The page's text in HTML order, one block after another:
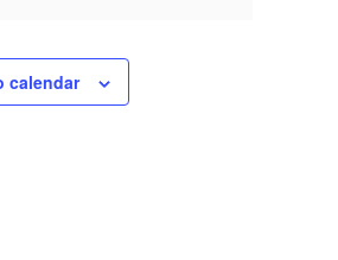
calendar